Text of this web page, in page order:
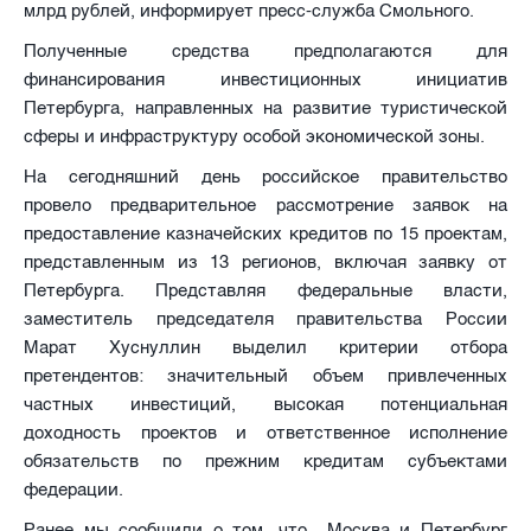
млрд рублей, информирует пресс-служба Смольного.
Полученные средства предполагаются для
финансирования инвестиционных инициатив
Петербурга, направленных на развитие туристической
сферы и инфраструктуру особой экономической зоны.
На сегодняшний день российское правительство
провело предварительное рассмотрение заявок на
предоставление казначейских кредитов по 15 проектам,
представленным из 13 регионов, включая заявку от
Петербурга. Представляя федеральные власти,
заместитель председателя правительства России
Марат Хуснуллин выделил критерии отбора
претендентов: значительный объем привлеченных
частных инвестиций, высокая потенциальная
доходность проектов и ответственное исполнение
обязательств по прежним кредитам субъектами
федерации.